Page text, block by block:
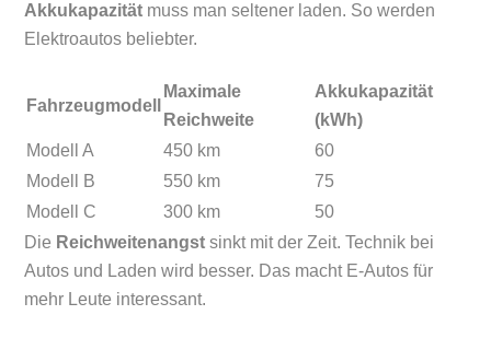
Akkukapazität muss man seltener laden. So werden
Elektroautos beliebter.
Fahrzeugmodell
Maximale
Reichweite
Akkukapazität
(kWh)
Modell A
450 km
60
Modell B
550 km
75
Modell C
300 km
50
Die Reichweitenangst sinkt mit der Zeit. Technik bei
Autos und Laden wird besser. Das macht E-Autos für
mehr Leute interessant.